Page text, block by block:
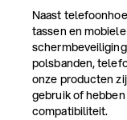
Naast
tassen en
polsbanden,
onze producten
gebruik of
compatibiliteit.